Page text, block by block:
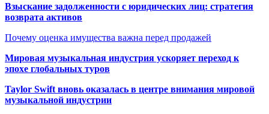
Взыскание задолженности с юридических лиц: стратегия
возврата активов
Почему оценка имущества важна перед продажей
Мировая музыкальная индустрия ускоряет переход к
эпохе глобальных туров
Taylor Swift вновь оказалась в центре внимания мировой
музыкальной индустрии